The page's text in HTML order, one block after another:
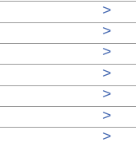
>
>
>
>
>
>
>